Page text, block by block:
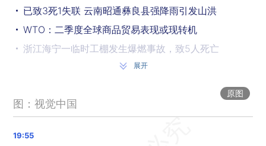
已致3死1失联 云南昭通彝良县强降雨引发山洪
WTO：二季度全球商品贸易表现或现转机
浙江海宁一临时工棚发生爆燃事故，致5人死亡
今年1291万人报名高考，创历史新高
中消协六一提示：给孩子报班一次交钱不要超5000元
展开
原图
图：视觉中国